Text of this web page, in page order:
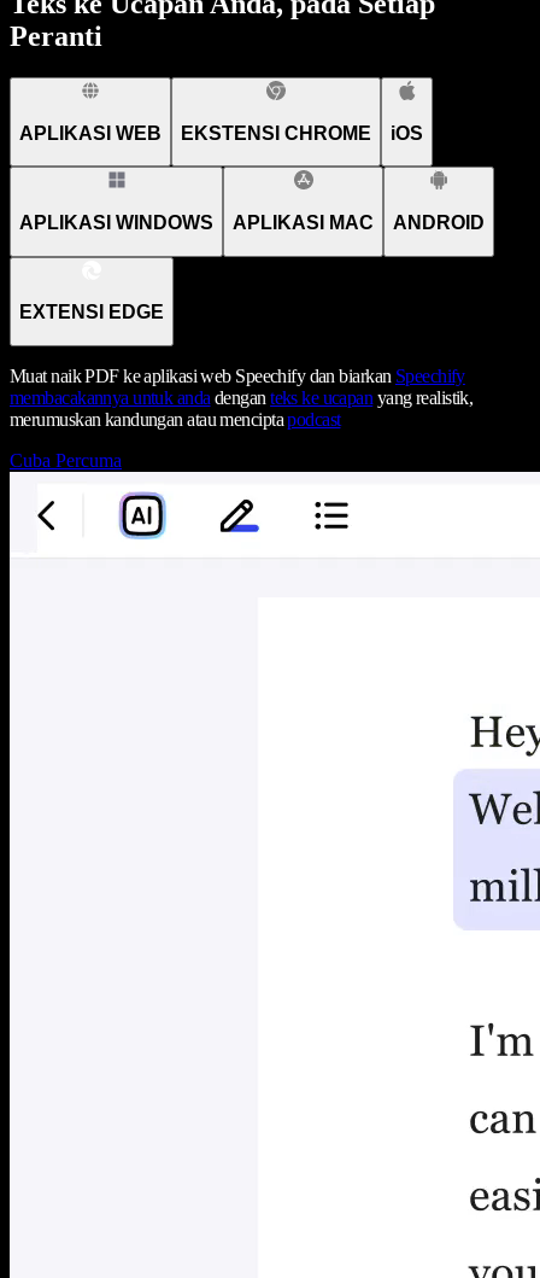
Peranti
APLIKASI WEB EKSTENSI CHROME iOS
APLIKASI WINDOWS APLIKASI MAC ANDROID
EXTENSI EDGE
Muat naik PDF ke aplikasi web Speechify dan biarkan Speechify
membacakannya untuk anda denganteks ke ucapan yang realistik,
merumuskan kandungan atau menciptapodcast
Cuba Percuma